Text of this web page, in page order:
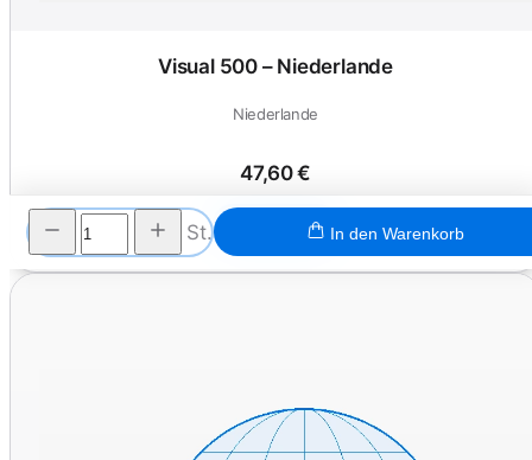
Visual 500 – Niederlande
Niederlande
47,60 €
St. In den Warenkorb